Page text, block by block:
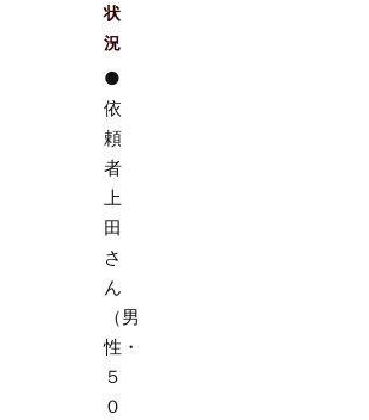
状
況
●
依
頼
者
上
田
さ
ん
（男
性・
５
０